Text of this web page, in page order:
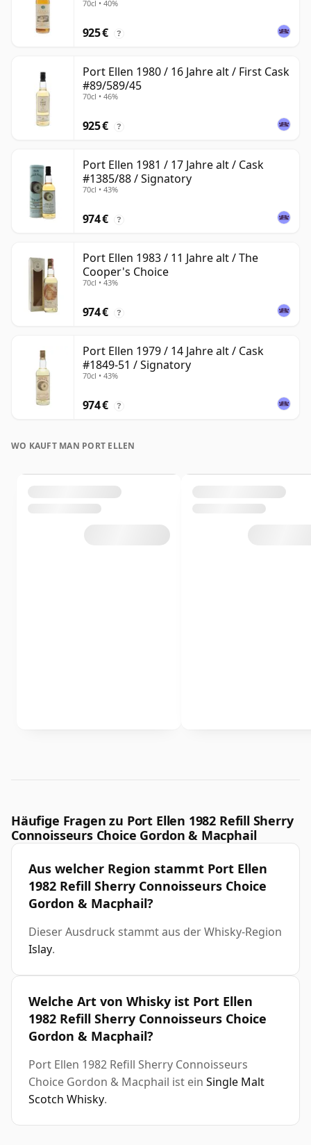
70cl • 40%
925 € ?
Port Ellen 1980 / 16 Jahre alt / First Cask
#89/589/45
70cl • 46%
925 € ?
Port Ellen 1981 / 17 Jahre alt / Cask
#1385/88 / Signatory
70cl • 43%
974 € ?
Port Ellen 1983 / 11 Jahre alt / The
Cooper's Choice
70cl • 43%
974 € ?
Port Ellen 1979 / 14 Jahre alt / Cask
#1849-51 / Signatory
70cl • 43%
974 € ?
WO KAUFT MAN PORT ELLEN
Häufige Fragen zu Port Ellen 1982 Refill Sherry
Connoisseurs Choice Gordon & Macphail
Aus welcher Region stammt Port Ellen
1982 Refill Sherry Connoisseurs Choice
Gordon & Macphail?
Dieser Ausdruck stammt aus der Whisky-Region
Islay.
Welche Art von Whisky ist Port Ellen
1982 Refill Sherry Connoisseurs Choice
Gordon & Macphail?
Port Ellen 1982 Refill Sherry Connoisseurs
Choice Gordon & Macphail ist ein Single Malt
Scotch Whisky.